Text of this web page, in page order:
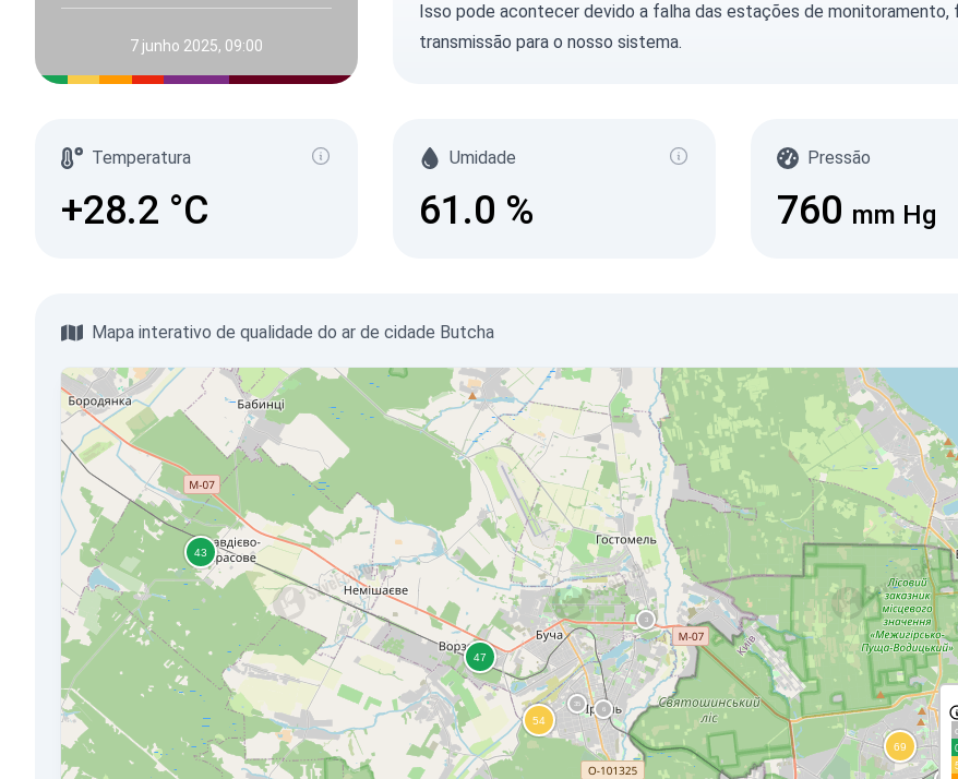
7 junho 2025, 09:00
Isso pode acontecer devido a falha das estações de
transmissão para o nosso sistema.
Temperatura
+28.2 °C
Umidade
61.0 %
Pressão
760 mm Hg
Mapa interativo de qualidade do ar de cidade Butcha